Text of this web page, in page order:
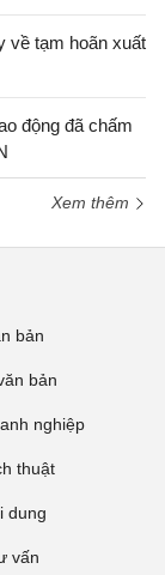
về tạm hoãn xuất
động đã chấm
Xem thêm
bản
bản
nghiệp
thuật
dung
vấn